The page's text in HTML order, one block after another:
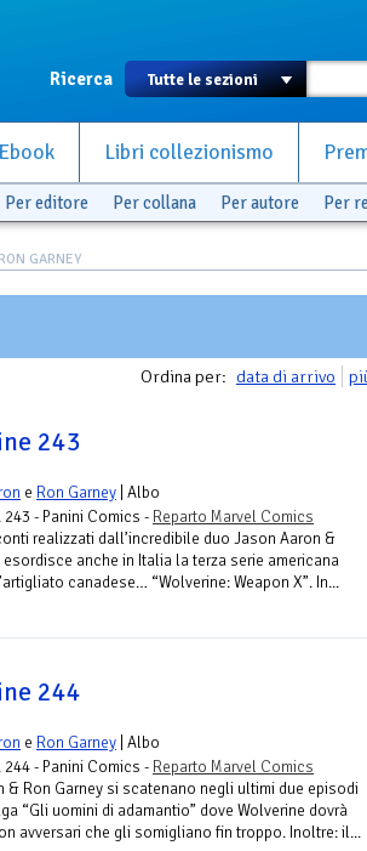
Ricerca
Ebook Libri collezionismo
Per editore Per collana Per autore Per
GARNEY
Ordina per: data di arrivo
243
e Ron Garney | Albo
243 - Panini Comics - Reparto Marvel Comics
realizzati dall’incredibile duo Jason Aaron &
esordisce anche in Italia la terza serie americana
canadese… “Wolverine: Weapon X”. In...
244
e Ron Garney | Albo
244 - Panini Comics - Reparto Marvel Comics
& Ron Garney si scatenano negli ultimi due episodi
“Gli uomini di adamantio” dove Wolverine dovrà
avversari che gli somigliano fin troppo. Inoltre: il...